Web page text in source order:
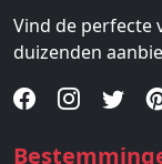
Vind de perfecte
duizenden